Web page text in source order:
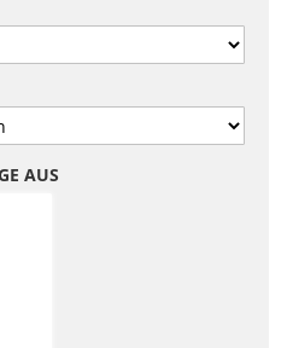
AUS